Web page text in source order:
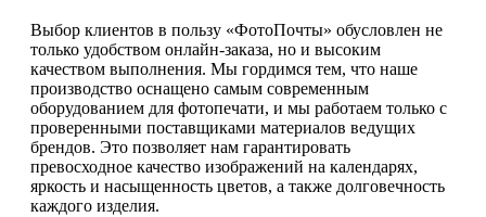
Выбор клиентов в пользу «ФотоПочты» обусловлен не
только удобством онлайн-заказа, но и высоким
качеством выполнения. Мы гордимся тем, что наше
производство оснащено самым современным
оборудованием для фотопечати, и мы работаем только с
проверенными поставщиками материалов ведущих
брендов. Это позволяет нам гарантировать
превосходное качество изображений на календарях,
яркость и насыщенность цветов, а также долговечность
каждого изделия.